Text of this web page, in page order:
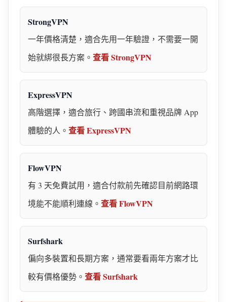
StrongVPN
一年價格清楚，適合先用一年驗證，不需要一開
始就綁很長方案。 查看 StrongVPN
ExpressVPN
高階選擇，適合旅行、跨國串流和重視品牌 App
體驗的人。 查看 ExpressVPN
FlowVPN
有 3 天免費試用，適合付款前先確認目前網路環
境能不能順利連線。 查看 FlowVPN
Surfshark
偏向多裝置和長期方案，通常要看兩年方案才比
較有價格優勢。 查看 Surfshark